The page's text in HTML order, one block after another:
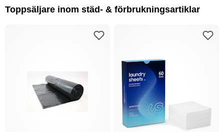
Toppsäljare inom städ- & förbrukningsartiklar